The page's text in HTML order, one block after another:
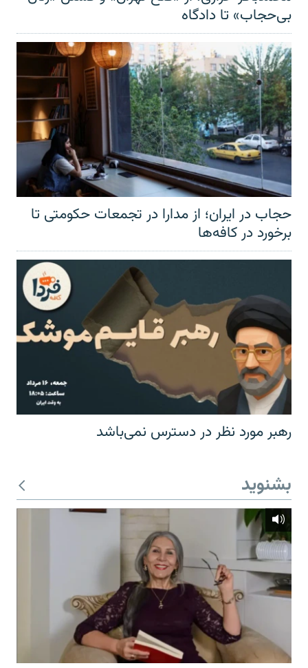
بی‌حجاب» تا دادگاه
حجاب در ایران؛ از مدارا در تجمعات حکومتی تا
برخورد در کافه‌ها
رهبر مورد نظر در دسترس نمی‌باشد
بشنوید